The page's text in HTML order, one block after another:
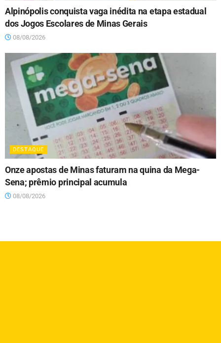
Alpinópolis conquista vaga inédita na etapa estadual
dos Jogos Escolares de Minas Gerais
08/08/2026
DESTAQUE
Onze apostas de Minas faturam na quina da Mega-
Sena; prêmio principal acumula
08/08/2026